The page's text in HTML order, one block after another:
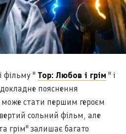
фільму " Тор: Любов і грім " і
пояснення
може стати першим героєм
сольний фільм, але
грім" залишає багато